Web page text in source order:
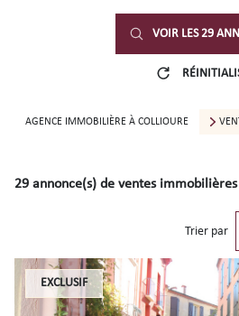
VOIR LES29
AGENCE IMMOBILIÈRE À COLLIOURE
29 annonce(s) de ventes immobilières
Trier par
EXCLUSIF